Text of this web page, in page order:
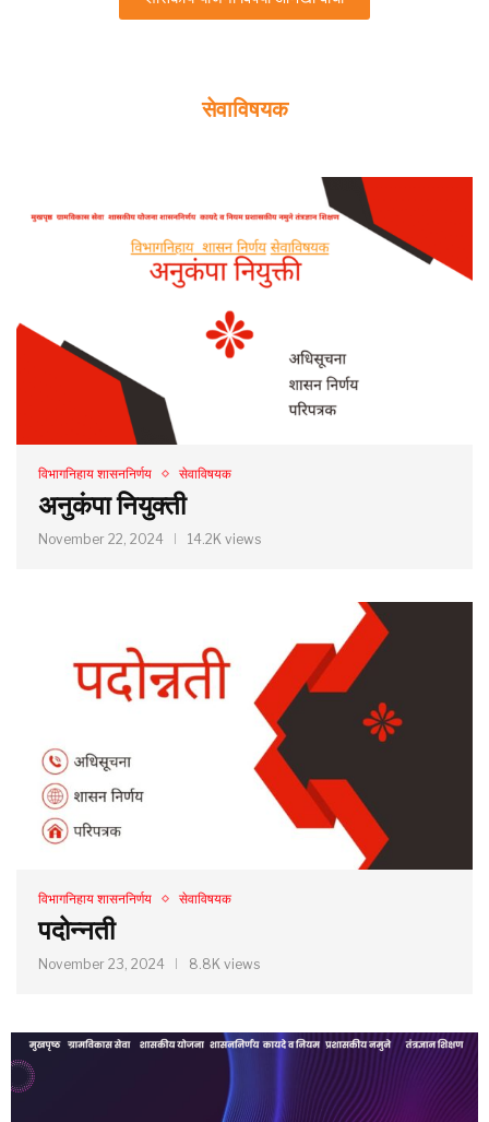
सेवाविषयक
विभागनिहाय शासननिर्णय सेवाविषयक
अनुकंपा नियुक्ती
November 22, 2024 14.2K views
विभागनिहाय शासननिर्णय सेवाविषयक
पदोन्नती
November 23, 2024 8.8K views